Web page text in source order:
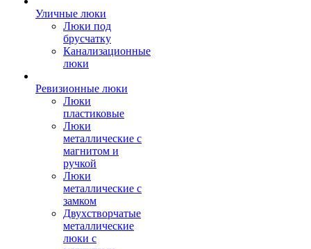
Уличные люки
Люки под
брусчатку
Канализационные
люки
Ревизионные люки
Люки
пластиковые
Люки
металлические с
магнитом и
ручкой
Люки
металлические с
замком
Двухстворчатые
металлические
люки с